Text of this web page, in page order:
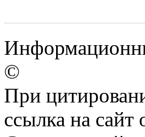
©
При
ссылка на сайт